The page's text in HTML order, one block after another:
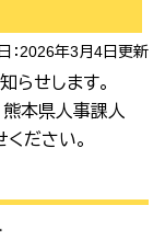
：2026年3月4日更新
せします。
本県人事課人
ださい。